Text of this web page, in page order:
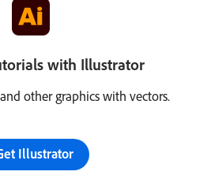
with Illustrator
other graphics with vectors.
Illustrator